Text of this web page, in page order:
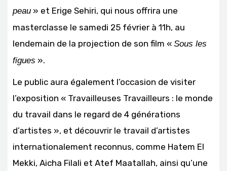
peau » et Erige Sehiri, qui nous offrira une
masterclasse le samedi 25 février à 11h, au
lendemain de la projection de son film « Sous les
figues ».
Le public aura également l’occasion de visiter
l’exposition « Travailleuses Travailleurs : le monde
du travail dans le regard de 4 générations
d’artistes », et découvrir le travail d’artistes
internationalement reconnus, comme Hatem El
Mekki, Aicha Filali et Atef Maatallah, ainsi qu’une